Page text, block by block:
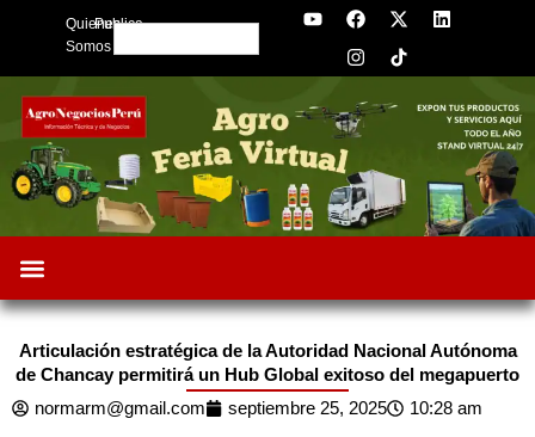
Quienes
Somos
Publica
Search
Y
o
b
e
F
a
c
e
o
o
k
X
-
t
w
t
L
i
d
n
I
n
s
t
g
r
a
Articulación estratégica de la Autoridad Nacional Autónoma
de Chancay permitirá un Hub Global exitoso del megapuerto
normarm@gmail.com
septiembre 25, 2025 10:28 am